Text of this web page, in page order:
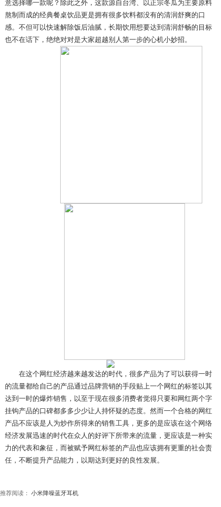
意选择哪一款呢？除此之外，这款源自台湾、以正宗冬瓜为主要原料
熬制而成的经典餐桌饮品更是拥有很多饮料都没有的清润舒爽的口
感。不但可以快速解除饭后油腻，长期饮用想要达到清润舒畅的目标
也不在话下，绝绝对对是大家超越别人第一步的心机小妙招。
在这个网红经济越来越发达的时代，很多产品为了可以获得一时
的流量都给自己的产品通过品牌营销的手段贴上一个网红的标签以其
达到一时的爆炸销售，以至于现在很多消费者觉得只要和网红两个字
挂钩产品的口碑都多多少少让人持怀疑的态度。然而一个合格的网红
产品不应该是人为炒作所得来的销售工具，更多的是应该在这个网络
经济发展迅速的时代在众人的好评下所带来的流量，更应该是一种实
力的代表和象征，而被赋予网红标签的产品也应该拥有更重的社会责
任，不断提升产品能力，以期达到更好的良性发展。
推荐阅读： 小米降噪蓝牙耳机